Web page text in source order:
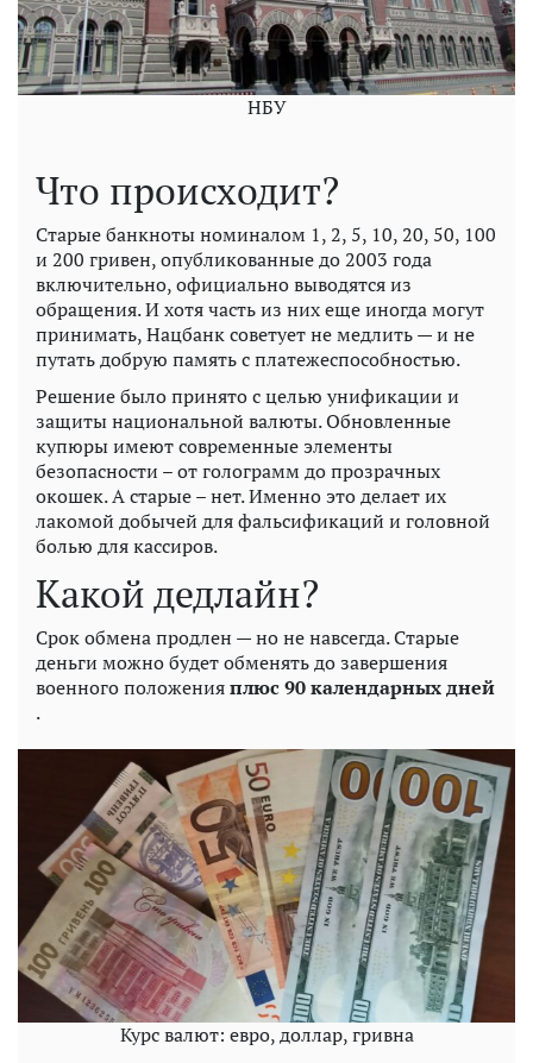
НБУ
Что происходит?
Старые банкноты номиналом 1, 2, 5, 10, 20, 50, 100
и 200 гривен, опубликованные до 2003 года
включительно, официально выводятся из
обращения. И хотя часть из них еще иногда могут
принимать, Нацбанк советует не медлить — и не
путать добрую память с платежеспособностью.
Решение было принято с целью унификации и
защиты национальной валюты. Обновленные
купюры имеют современные элементы
безопасности – от голограмм до прозрачных
окошек. А старые – нет. Именно это делает их
лакомой добычей для фальсификаций и головной
болью для кассиров.
Какой дедлайн?
Срок обмена продлен — но не навсегда. Старые
деньги можно будет обменять до завершения
военного положенияплюс 90 календарных дней
.
Курс валют: евро, доллар, гривна